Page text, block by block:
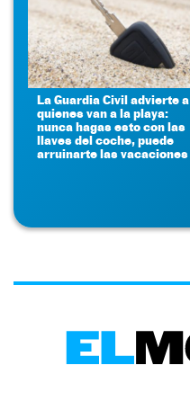
La Guardia Civil advierte a
quienes van a la playa:
nunca hagas esto con las
llaves del coche, puede
arruinarte las vacaciones